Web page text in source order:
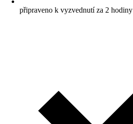
připraveno k vyzvednutí za 2 hodiny